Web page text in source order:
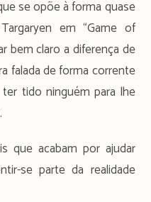
se opõe à forma quase
em “Game of
bem claro a diferença de
falada de forma corrente
tido ninguém para lhe
que acabam por ajudar
se parte da realidade